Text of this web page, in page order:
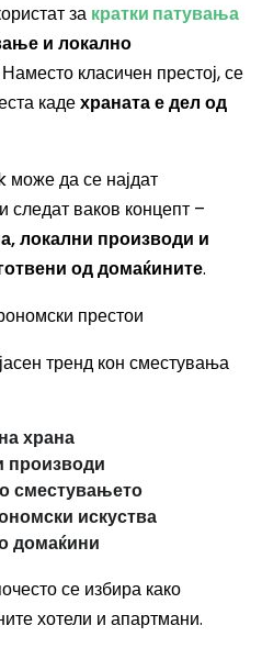
за кратки патувања
и локално
класичен престој, се
кадехраната е дел од
да се најдат
следат ваков концепт –
локални производи и
од домаќините.
престои
тренд кон сместувања
храна
производи
сместувањето
искуства
домаќини
се избира како
хотели и апартмани.